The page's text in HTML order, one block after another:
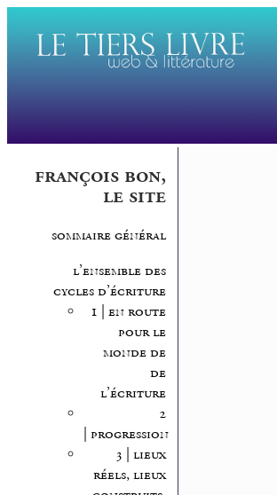
françois bon,
le site
sommaire général
l’ensemble des
cycles d’écriture
1 | en route
pour le
monde de
de
l’écriture
2
| progression
3 | lieux
réels, lieux